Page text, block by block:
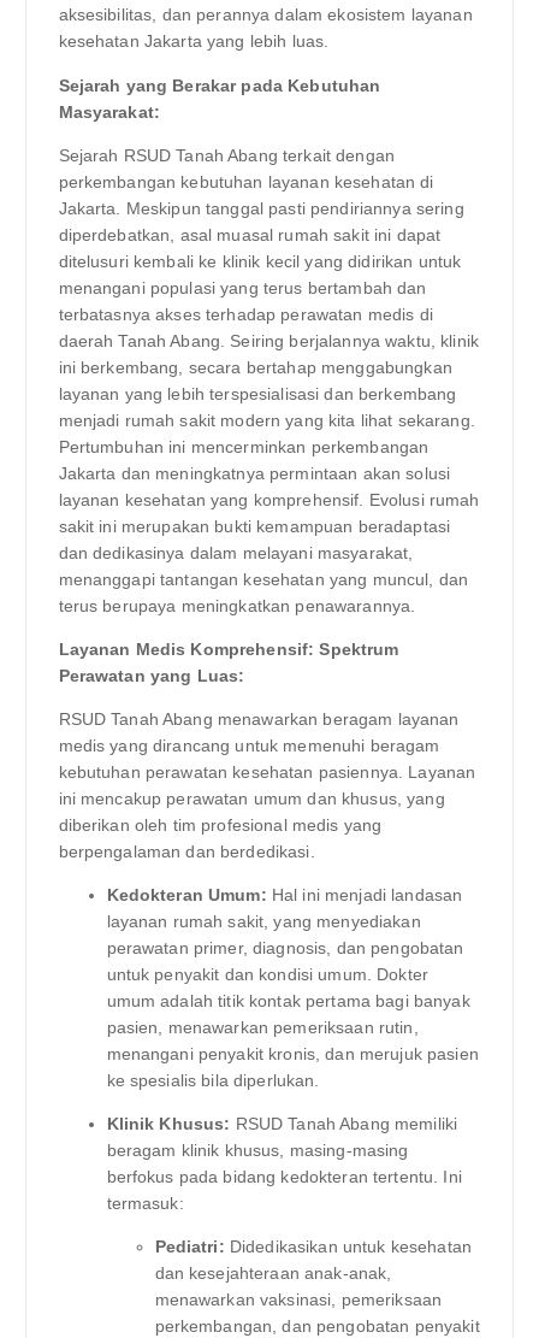
aksesibilitas, dan perannya dalam ekosistem layanan
kesehatan Jakarta yang lebih luas.
Sejarah yang Berakar pada Kebutuhan
Masyarakat:
Sejarah RSUD Tanah Abang terkait dengan
perkembangan kebutuhan layanan kesehatan di
Jakarta. Meskipun tanggal pasti pendiriannya sering
diperdebatkan, asal muasal rumah sakit ini dapat
ditelusuri kembali ke klinik kecil yang didirikan untuk
menangani populasi yang terus bertambah dan
terbatasnya akses terhadap perawatan medis di
daerah Tanah Abang. Seiring berjalannya waktu, klinik
ini berkembang, secara bertahap menggabungkan
layanan yang lebih terspesialisasi dan berkembang
menjadi rumah sakit modern yang kita lihat sekarang.
Pertumbuhan ini mencerminkan perkembangan
Jakarta dan meningkatnya permintaan akan solusi
layanan kesehatan yang komprehensif. Evolusi rumah
sakit ini merupakan bukti kemampuan beradaptasi
dan dedikasinya dalam melayani masyarakat,
menanggapi tantangan kesehatan yang muncul, dan
terus berupaya meningkatkan penawarannya.
Layanan Medis Komprehensif: Spektrum
Perawatan yang Luas:
RSUD Tanah Abang menawarkan beragam layanan
medis yang dirancang untuk memenuhi beragam
kebutuhan perawatan kesehatan pasiennya. Layanan
ini mencakup perawatan umum dan khusus, yang
diberikan oleh tim profesional medis yang
berpengalaman dan berdedikasi.
Kedokteran Umum: Hal ini menjadi landasan
layanan rumah sakit, yang menyediakan
perawatan primer, diagnosis, dan pengobatan
untuk penyakit dan kondisi umum. Dokter
umum adalah titik kontak pertama bagi banyak
pasien, menawarkan pemeriksaan rutin,
menangani penyakit kronis, dan merujuk pasien
ke spesialis bila diperlukan.
Klinik Khusus: RSUD Tanah Abang memiliki
beragam klinik khusus, masing-masing
berfokus pada bidang kedokteran tertentu. Ini
termasuk:
Pediatri: Didedikasikan untuk kesehatan
dan kesejahteraan anak-anak,
menawarkan vaksinasi, pemeriksaan
perkembangan, dan pengobatan penyakit